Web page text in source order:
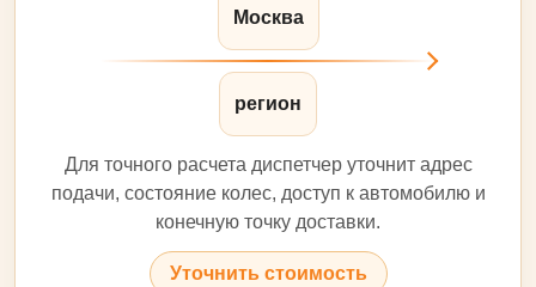
Москва
регион
Для точного расчета диспетчер уточнит адрес
подачи, состояние колес, доступ к автомобилю и
конечную точку доставки.
Уточнить стоимость